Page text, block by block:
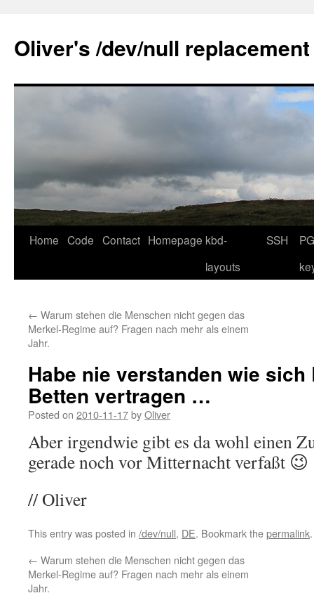
content
Oliver's /dev/null replacement
Home Code Contact Homepage kbd-
layouts
SSH
← Warum stehen die Menschen nicht gegen das
Merkel-Regime auf? Fragen nach mehr als einem
Jahr.
Habe nie verstanden wie sich
Betten vertragen …
Posted on 2010-11-17byOliver
Aber irgendwie gibt es da wohl einen
gerade noch vor Mitternacht verfaßt 😉
// Oliver
This entry was posted in /dev/null, DE. Bookmark thepermalink.
← Warum stehen die Menschen nicht gegen das
Merkel-Regime auf? Fragen nach mehr als einem
Jahr.